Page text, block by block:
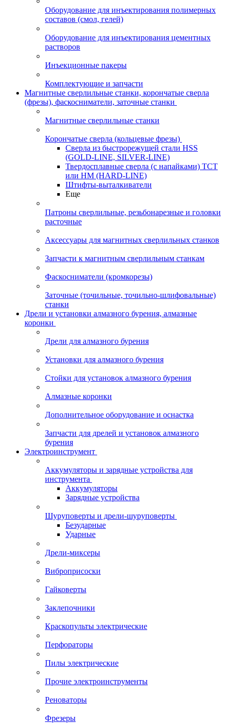
Оборудование для инъектирования полимерных
составов (смол, гелей)
Оборудование для инъектирования цементных
растворов
Инъекционные пакеры
Комплектующие и запчасти
Магнитные сверлильные станки, корончатые сверла
(фрезы), фаскосниматели, заточные станки
Магнитные сверлильные станки
Корончатые сверла (кольцевые фрезы)
Сверла из быстрорежущей стали HSS
(GOLD-LINE, SILVER-LINE)
Твердосплавные сверла (с напайками) ТСТ
или HM (HARD-LINE)
Штифты-выталкиватели
Еще
Патроны сверлильные, резьбонарезные и головки
расточные
Аксессуары для магнитных сверлильных станков
Запчасти к магнитным сверлильным станкам
Фаскосниматели (кромкорезы)
Заточные (точильные, точильно-шлифовальные)
станки
Дрели и установки алмазного бурения, алмазные
коронки
Дрели для алмазного бурения
Установки для алмазного бурения
Стойки для установок алмазного бурения
Алмазные коронки
Дополнительное оборудование и оснастка
Запчасти для дрелей и установок алмазного
бурения
Электроинструмент
Аккумуляторы и зарядные устройства для
инструмента
Аккумуляторы
Зарядные устройства
Шуруповерты и дрели-шуруповерты
Безударные
Ударные
Дрели-миксеры
Виброприсоски
Гайковерты
Заклепочники
Краскопульты электрические
Перфораторы
Пилы электрические
Прочие электроинструменты
Реноваторы
Фрезеры